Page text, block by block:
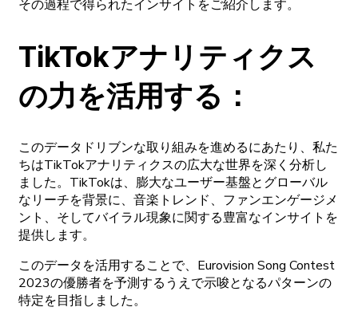
その過程で得られたインサイトをご紹介します。
TikTokアナリティクス
の力を活用する ：
このデータドリブンな取り組みを進めるにあたり、 私た
ちはTikTokアナリティクスの広大な世界を深く 分析し
ました。 TikTokは、 膨大なユーザー基盤とグローバル
なリーチを背景に、 音楽 トレンド、 ファンエンゲージメ
ント、 そしてバイラル現象に関する豊富なインサイトを
提供します。
このデータを活用することで、 Eurovision Song Contest
2023の優勝者を予測するうえで示唆となるパターンの
特定を目指しました。